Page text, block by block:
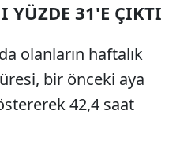
YÜZDE 31'E ÇIKTI
olanların haftalık
bir önceki aya
42,4 saat